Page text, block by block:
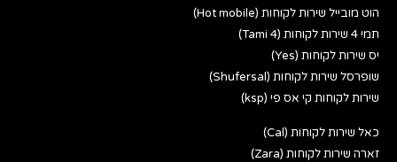
הוט מובייל שירות לקוחות (Hot mobile)
תמי 4 שירות לקוחות (Tami 4)
יס שירות לקוחות (Yes)
שופרסל שירות לקוחות (Shufersal)
שירות לקוחות קי אס פי (ksp)
כאל שירות לקוחות (Cal)
זארה שירות לקוחות (Zara)